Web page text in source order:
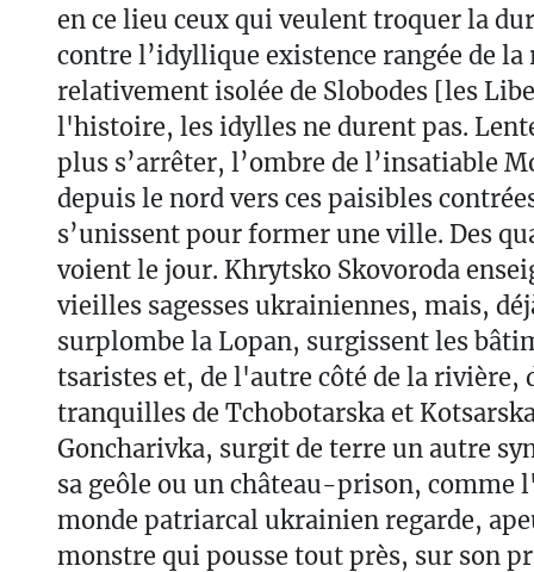
en ce lieu ceux qui veulent troquer la
contre l’idyllique existence rangée de
relativement isolée de Slobodes [les
l'histoire, les idylles ne durent pas.
plus s’arrêter, l’ombre de l’insatiable
depuis le nord vers ces paisibles
s’unissent pour former une ville. Des
voient le jour. Khrytsko Skovoroda
vieilles sagesses ukrainiennes, mais,
surplombe la Lopan, surgissent les
tsaristes et, de l'autre côté de la rivière,
tranquilles de Tchobotarska et
Goncharivka, surgit de terre un autre
sa geôle ou un château-prison, comme
monde patriarcal ukrainien regarde,
monstre qui pousse tout près, sur son